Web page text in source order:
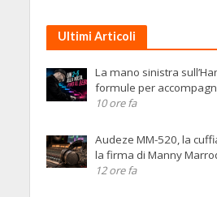
Ultimi Articoli
La mano sinistra
formule per
10 ore fa
Audeze MM-520, la
la firma di Manny
12 ore fa